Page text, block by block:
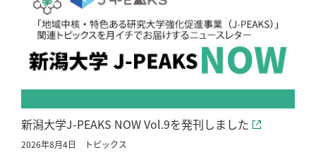
新潟大学J-PEAKS NOW Vol.9を発刊しました
2026年8月4日 トピックス